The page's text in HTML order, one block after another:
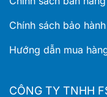
Chính sách bảo hành
Hướng dẫn mua
CÔNG TY TNHH